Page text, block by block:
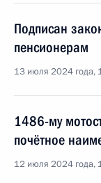
Подписан
пенсионерам
13 июля 2024 года,
1486-му
почётное
12 июля 2024 года,